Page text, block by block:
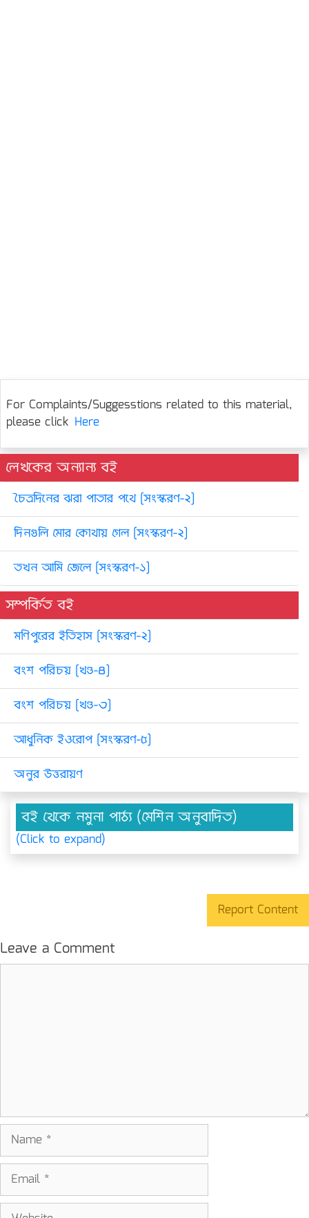
For Complaints/Suggesstions related to this material,
please click Here
লেখকের অন্যান্য বই
চৈত্রদিনের ঝরা পাতার পথে [সংস্করণ-২]
দিনগুলি মোর কোথায় গেল [সংস্করণ-২]
তখন আমি জেলে [সংস্করণ-১]
সম্পর্কিত বই
মণিপুরের ইতিহাস [সংস্করণ-২]
বংশ পরিচয় [খণ্ড-৪]
বংশ পরিচয় [খণ্ড-৩]
আধুনিক ইওরোপ [সংস্করণ-৫]
অনুর উত্তরায়ণ
বই থেকে নমুনা পাঠ্য (মেশিন অনুবাদিত)
(Click to expand)
Report Content
Leave a Comment
Name
Email
Website